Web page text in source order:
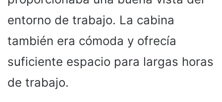
entorno de trabajo. La cabina
también era cómoda y ofrecía
suficiente espacio para largas horas
de trabajo.